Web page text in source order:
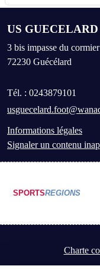
US GUECELARD
3 bis impasse du cormier
72230 Guécélard
Tél. : 0243879101
Informations légales
Signaler un contenu
SPORTSREGIONS
Charte